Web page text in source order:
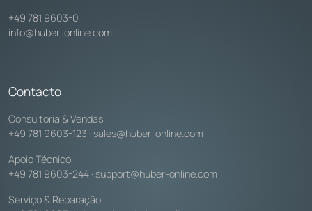
+49 781 9603-0
info@huber-online.com
Contacto
Consultoria & Vendas
+49 781 9603-123 · sales@huber-online.com
Apoio Técnico
+49 781 9603-244 · support@huber-online.com
Serviço & Reparação